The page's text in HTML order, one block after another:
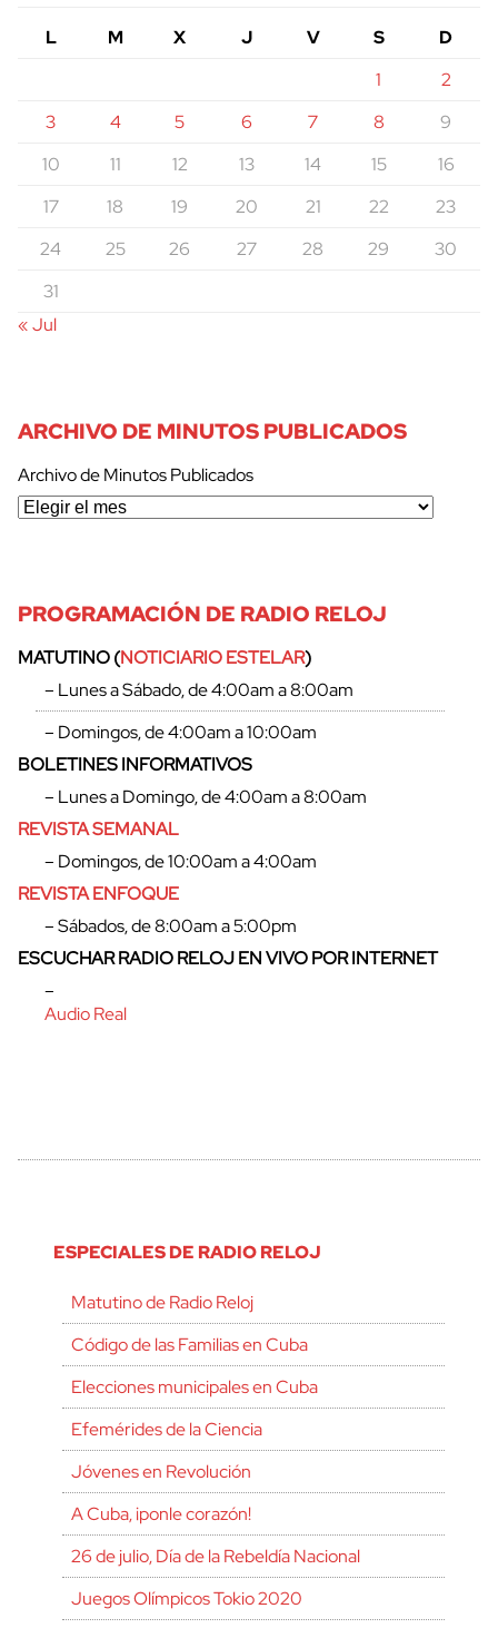
L
M X J V S
D
1
2
3
4 5 6 7 8
9
10
11 12 13 14 15
16
17
18 19 20 21 22
23
24
25 26 27 28 29
30
31
« Jul
ARCHIVO DE MINUTOS PUBLICADOS
Archivo de Minutos Publicados
PROGRAMACIÓN DE RADIO RELOJ
MATUTINO (NOTICIARIO ESTELAR)
– Lunes a Sábado, de 4:00am a 8:00am
– Domingos, de 4:00am a 10:00am
BOLETINES INFORMATIVOS
– Lunes a Domingo, de 4:00am a 8:00am
REVISTA SEMANAL
– Domingos, de 10:00am a 4:00am
REVISTA ENFOQUE
– Sábados, de 8:00am a 5:00pm
ESCUCHAR RADIO RELOJ EN VIVO POR INTERNET
–
Audio Real
ESPECIALES DE RADIO RELOJ
Matutino de Radio Reloj
Código de las Familias en Cuba
Elecciones municipales en Cuba
Efemérides de la Ciencia
Jóvenes en Revolución
A Cuba, ¡ponle corazón!
26 de julio, Día de la Rebeldía Nacional
Juegos Olímpicos Tokio 2020